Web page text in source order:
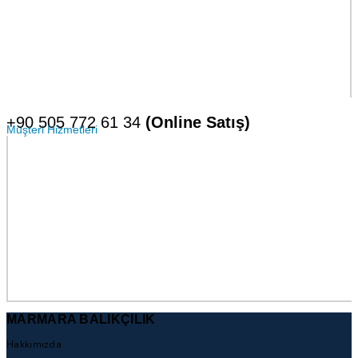
+90 505 772 61 34 (Online Satış)
Müşteri Hizmetleri
MARMARA BALIKÇILIK
Hakkımızda